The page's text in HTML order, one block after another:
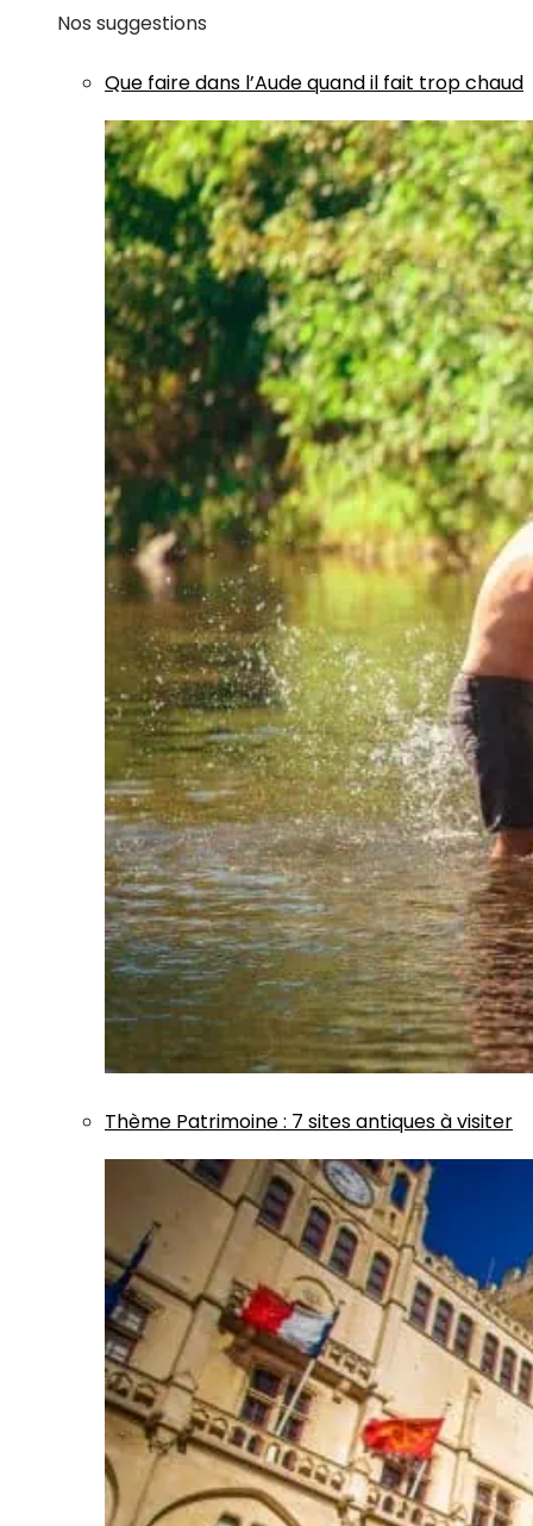
Nos suggestions
Que faire dans l’Aude quand il fait trop chaud
Thème Patrimoine: 7 sites antiques à visiter